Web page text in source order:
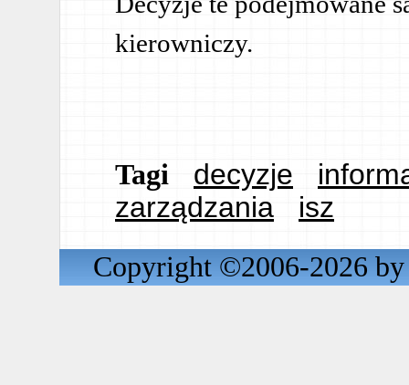
kierowniczy.
Tagi decyzje
zarządzania
isz
Copyright ©2006-2026